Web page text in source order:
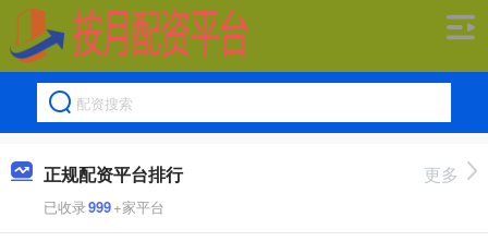
正规配资平台排行
已收录999+家平台
更多